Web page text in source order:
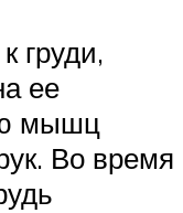
груди,
ее
мышц
Во время